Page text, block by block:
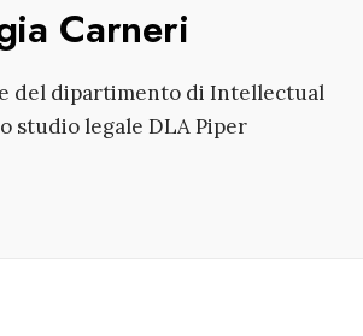
Carneri
del dipartimento di Intellectual
studio legale DLA Piper